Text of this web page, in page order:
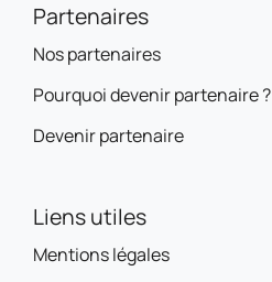
Partenaires
Nos partenaires
Pourquoi devenir partenaire ?
Devenir partenaire
Liens utiles
Mentions légales